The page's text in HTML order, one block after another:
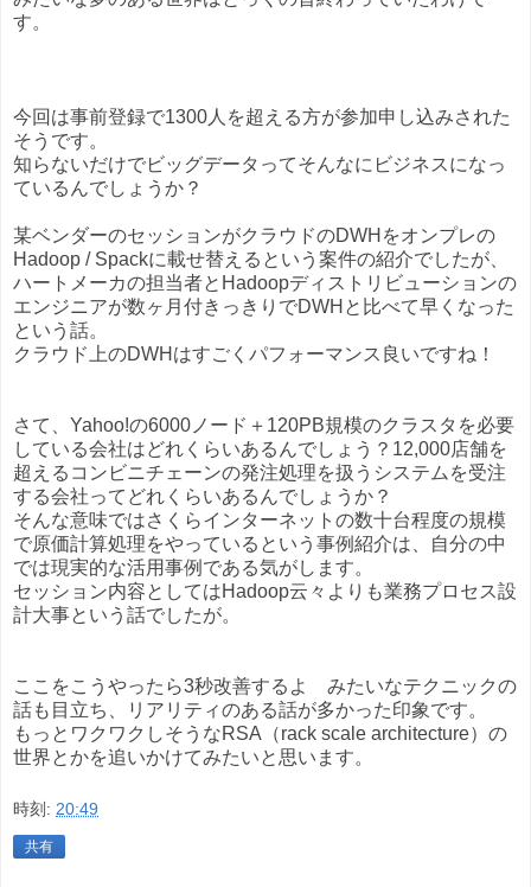
す。
今回は事前登録で1300人を超える方が参加申し込みされた
そうです。
知らないだけでビッグデータってそんなにビジネスになっ
ているんでしょうか？
某ベンダーのセッションがクラウドのDWHをオンプレの
Hadoop / Spackに載せ替えるという案件の紹介でしたが、
ハートメーカの担当者とHadoopディストリビューションの
エンジニアが数ヶ月付きっきりでDWHと比べて早くなった
という話。
クラウド上のDWHはすごくパフォーマンス良いですね！
さて、Yahoo!の6000ノード＋120PB規模のクラスタを必要
している会社はどれくらいあるんでしょう？12,000店舗を
超えるコンビニチェーンの発注処理を扱うシステムを受注
する会社ってどれくらいあるんでしょうか？
そんな意味ではさくらインターネットの数十台程度の規模
で原価計算処理をやっているという事例紹介は、自分の中
では現実的な活用事例である気がします。
セッション内容としてはHadoop云々よりも業務プロセス設
計大事という話でしたが。
ここをこうやったら3秒改善するよ みたいなテクニックの
話も目立ち、リアリティのある話が多かった印象です。
もっとワクワクしそうなRSA（rack scale architecture）の
世界とかを追いかけてみたいと思います。
時刻: 20:49
共有